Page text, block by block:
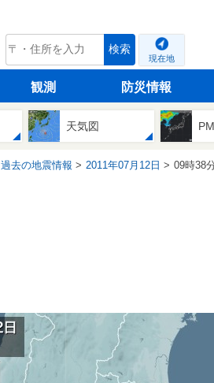
tenki.jp 検索
現在地
観測 防災情報
天気図
過去の地震情報 2011年07月12日 09時38